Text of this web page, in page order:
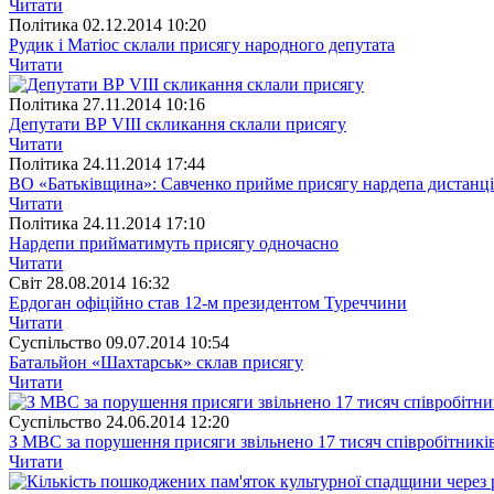
Читати
Полiтика 02.12.2014 10:20
Рудик і Матіос склали присягу народного депутата
Читати
Полiтика 27.11.2014 10:16
Депутати ВР VIII скликання склали присягу
Читати
Полiтика 24.11.2014 17:44
ВО «Батьківщина»: Савченко прийме присягу нардепа
Читати
Полiтика 24.11.2014 17:10
Нардепи прийматимуть присягу одночасно
Читати
Свiт 28.08.2014 16:32
Ердоган офіційно став 12-м президентом Туреччини
Читати
Суспiльство 09.07.2014 10:54
Батальйон «Шахтарськ» склав присягу
Читати
Суспiльство 24.06.2014 12:20
З МВС за порушення присяги звільнено 17 тисяч
Читати